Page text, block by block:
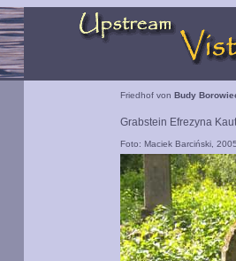
Friedhof von Budy
Grabstein Efrezyna
Foto: Maciek Barciński,